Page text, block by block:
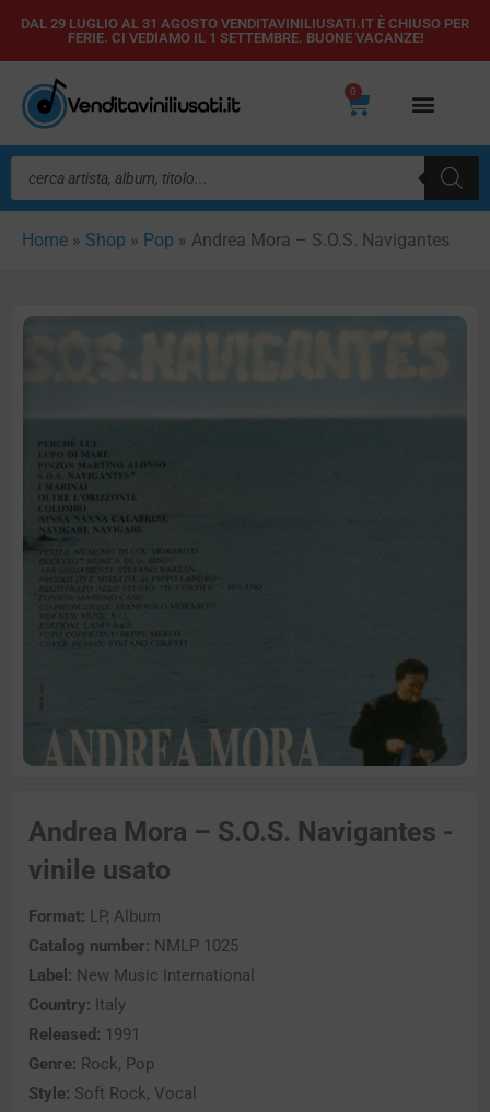
Vai
contenuto
DAL 29 LUGLIO AL 31 AGOSTO VENDITAVINILIUSATI.IT È CHIUSO PER
FERIE. CI VEDIAMO IL 1 SETTEMBRE. BUONE VACANZE!
0
Carrello
Ricerca
prodotti
Home » Shop » Pop » Andrea Mora – S.O.S. Navigantes
Andrea Mora – S.O.S. Navigantes -
vinile usato
Format: LP, Album
Catalog number: NMLP 1025
Label: New Music International
Country: Italy
Released: 1991
Genre: Rock, Pop
Style: Soft Rock, Vocal